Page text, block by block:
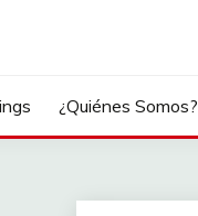
¿Quiénes Somos?